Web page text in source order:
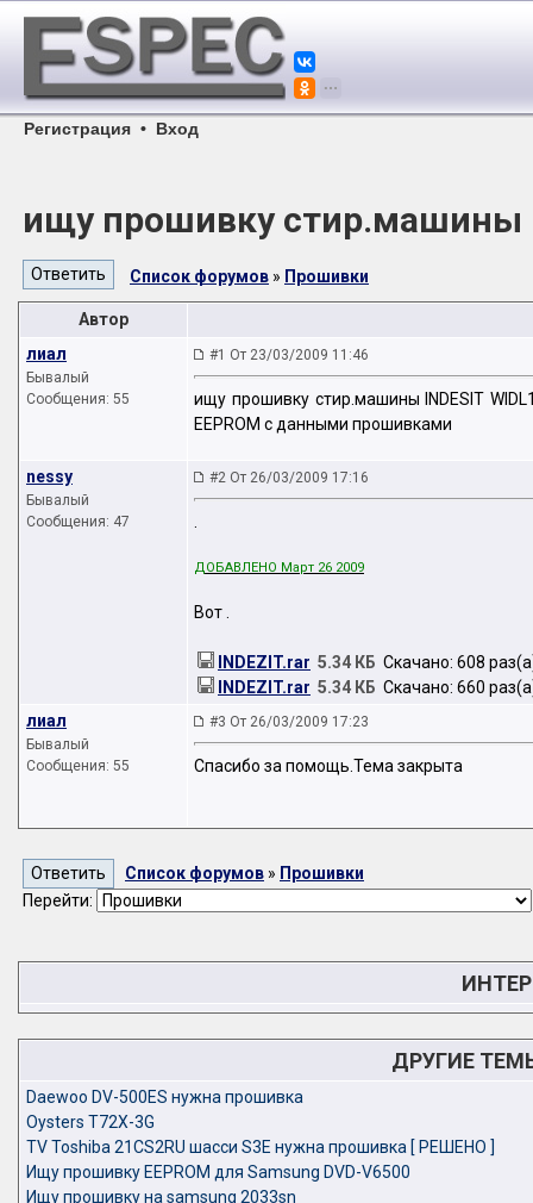
Регистрация • Вход
ищу прошивку стир.машины
Список форумов » Прошивки
Автор
лиал
Бывалый
Сообщения: 55
#1 От 23/03/2009 11:46
ищу прошивку стир.машины INDESIT
EEPROM с данными прошивками
nessy
Бывалый
Сообщения: 47
#2 От 26/03/2009 17:16
.
ДОБАВЛЕНО Март 26 2009
Вот .
INDEZIT.rar 5.34 КБ Скачано: 608
INDEZIT.rar 5.34 КБ Скачано: 660
лиал
Бывалый
Сообщения: 55
#3 От 26/03/2009 17:23
Спасибо за помощь.Тема закрыта
Список форумов » Прошивки
Перейти:
ДРУГИЕ
Daewoo DV-500ES нужна прошивка
Oysters T72X-3G
TV Toshiba 21CS2RU шасси S3E нужна прошивка [ РЕШЕНО ]
Ищу прошивку EEPROM для Samsung DVD-V6500
Ищу прошивку на samsung 2033sn